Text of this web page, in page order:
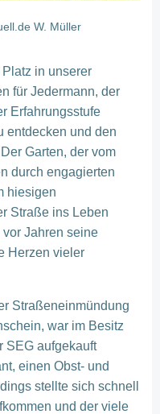
W. Müller
in unserer
für Jedermann, der
Erfahrungsstufe
entdecken und den
Garten, der vom
durch engagierten
hiesigen
Straße ins Leben
Jahren seine
Herzen vieler
Straßeneinmündung
war im Besitz
SEG aufgekauft
einen Obst- und
stellte sich schnell
und der viele